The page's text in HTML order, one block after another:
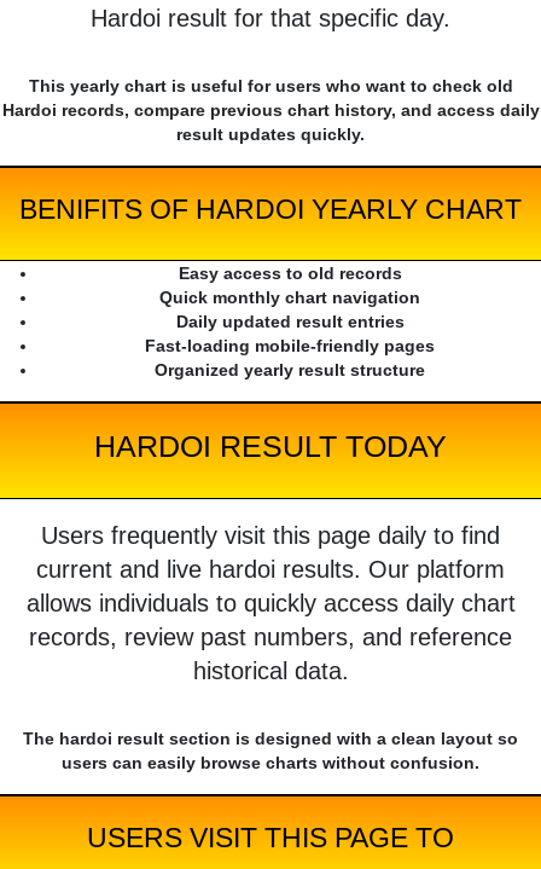
Hardoi result for that specific day.
This yearly chart is useful for users who want to check old
Hardoi records, compare previous chart history, and access daily
result updates quickly.
BENIFITS OF HARDOI YEARLY CHART
Easy access to old records
Quick monthly chart navigation
Daily updated result entries
Fast-loading mobile-friendly pages
Organized yearly result structure
HARDOI RESULT TODAY
Users frequently visit this page daily to find
current and live hardoi results. Our platform
allows individuals to quickly access daily chart
records, review past numbers, and reference
historical data.
The hardoi result section is designed with a clean layout so
users can easily browse charts without confusion.
USERS VISIT THIS PAGE TO